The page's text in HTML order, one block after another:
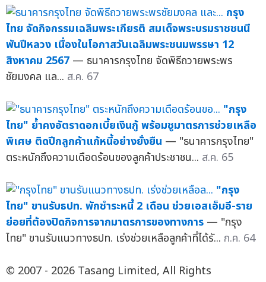
กรุง
ไทย จัดกิจกรรมเฉลิมพระเกียรติ สมเด็จพระบรมราชชนนี
พันปีหลวง เนื่องในโอกาสวันเฉลิมพระชนมพรรษา 12
สิงหาคม 2567 — ธนาคารกรุงไทย จัดพิธีถวายพระพร
ชัยมงคล แล... ส.ค. 67
"กรุง
ไทย" ย้ำคงอัตราดอกเบี้ยเงินกู้ พร้อมชูมาตรการช่วยเหลือ
พิเศษ ติดปีกลูกค้าแก้หนี้อย่างยั่งยืน — "ธนาคารกรุงไทย"
ตระหนักถึงความเดือดร้อนของลูกค้าประชาชน... ส.ค. 65
"กรุง
ไทย" ขานรับธปท. พักชำระหนี้ 2 เดือน ช่วยเอสเอ็มอี-ราย
ย่อยที่ต้องปิดกิจการจากมาตรการของทางการ — "กรุง
ไทย" ขานรับแนวทางธปท. เร่งช่วยเหลือลูกค้าที่ได้รั... ก.ค. 64
© 2007 - 2026 Tasang Limited, All Rights